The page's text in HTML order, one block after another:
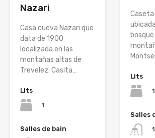
Nazari
Casa cueva Nazari que
data de 1900
localizada en las
montañas altas de
Trevelez. Casita…
Lits
1
Salles de bain
Caseta
Lits
1
Salles
1